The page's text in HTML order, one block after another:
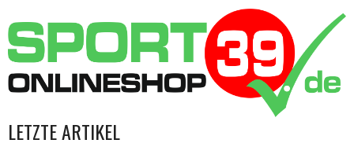
LETZTE ARTIKEL